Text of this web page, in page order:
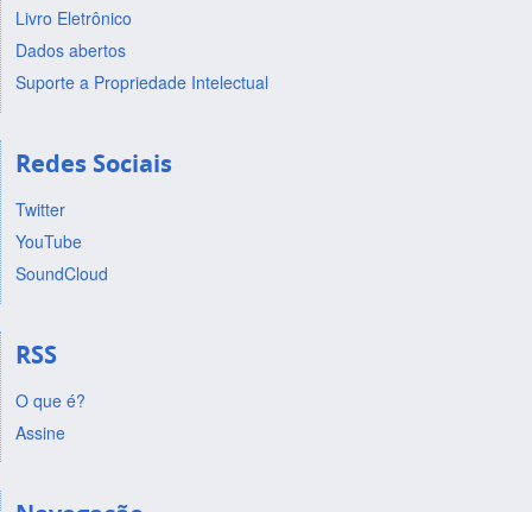
Livro Eletrônico
Dados abertos
Suporte a Propriedade Intelectual
Redes Sociais
Twitter
YouTube
SoundCloud
RSS
O que é?
Assine